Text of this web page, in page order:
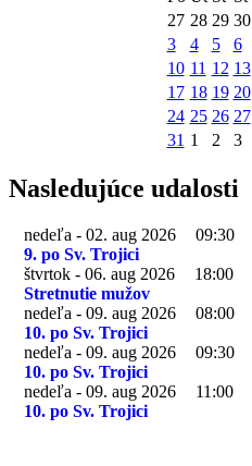
27 28 29 30
3
4 5 6
10 11 12 13
17 18 19 20
24 25 26 27
31 1 2 3
Nasledujúce udalosti
nedeľa - 02. aug 2026 09:30
9. po Sv. Trojici
štvrtok - 06. aug 2026
18:00
Stretnutie mužov
nedeľa - 09. aug 2026
08:00
10. po Sv. Trojici
nedeľa - 09. aug 2026
09:30
10. po Sv. Trojici
nedeľa - 09. aug 2026
11:00
10. po Sv. Trojici